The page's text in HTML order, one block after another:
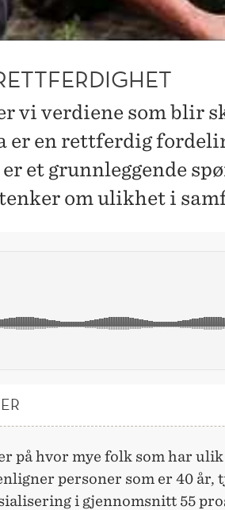
vi verdiene som blir
er en rettferdig
et grunnleggende
om ulikhet i
på hvor mye folk som har
personer som er 40 år,
i gjennomsnitt 55